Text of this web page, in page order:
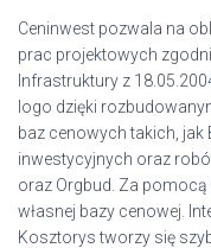
Ceninwest pozwala na
prac projektowych
Infrastruktury z
logo dzięki
baz cenowych takich,
inwestycyjnych oraz
oraz Orgbud. Za
własnej bazy cenowej.
Kosztorys tworzy się